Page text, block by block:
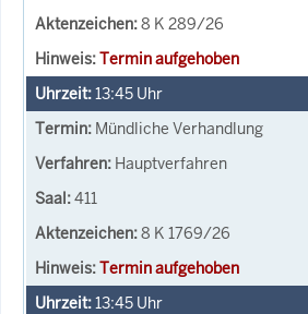
8 K 289/26
Termin aufgehoben
13:45 Uhr
Mündliche Verhandlung
Hauptverfahren
411
8 K 1769/26
Termin aufgehoben
13:45 Uhr